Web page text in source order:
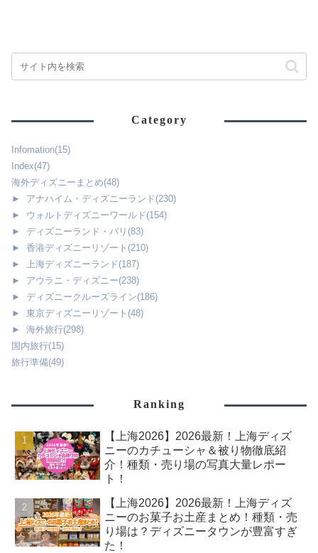
Category
Infomation(15)
Index(47)
海外ディズニーまとめ(48)
►
アナハイム・ディズニーランド (230)
►
ウォルトディズニーワールド (154)
►
ディズニーランド・パリ (83)
►
香港ディズニーリゾート (210)
►
上海ディズニーランド (187)
►
アウラニ・ディズニー(238)
►
ディズニークルーズライン(186)
►
東京ディズニーリゾート (48)
►
海外旅行(298)
国内旅行(15)
旅行準備(49)
Ranking
【上海2026】2026最新！上海ディズ
ニーのカチューシャ＆被り物徹底紹
介！種類・売り場の写真大量レポー
ト！
【上海2026】2026最新！上海ディズ
ニーのお菓子お土産まとめ！種類・売
り場は？ディズニータウンが豊富すぎ
た！